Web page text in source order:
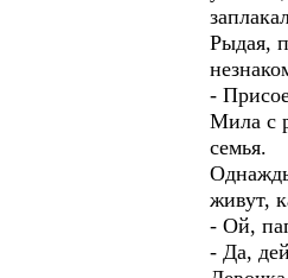
Рыдая,
-
Мила с
семья.
живут,
- Ой,
- Да,